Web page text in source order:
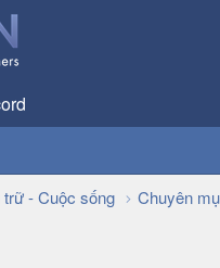
trữ - Cuộc sống Chuyên